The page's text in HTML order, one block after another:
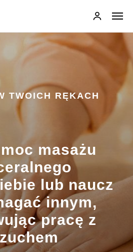
TWOICH RĘKACH
masażu
lub naucz
innym,
pracę z